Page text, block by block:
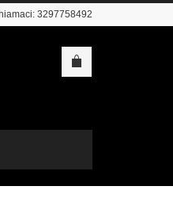
3297758492